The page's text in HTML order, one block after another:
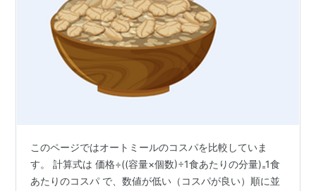
このページではオートミールのコスパを比較していま
す。 計算式は 価格÷((容量×個数)÷1食あたりの分量)₌1食
あたりのコスパ で、数値が低い（コスパが良い）順に並